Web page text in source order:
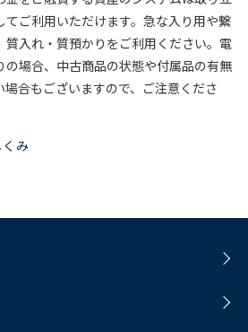
てご利用いただけます。急な入り用や繋
質入れ・質預かりをご利用ください。電
の場合、中古商品の状態や付属品の有無
合もございますので、ご注意くださ
くみ